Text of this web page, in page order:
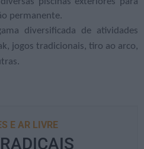
permanente.
diversificada de atividades
jogos tradicionais, tiro ao arco,
E AR LIVRE